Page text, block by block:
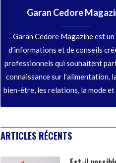
Garan Cedore
Garan Cedore Magazine est un
d’informations et de conseils
professionnels qui souhaitent
connaissance sur l’alimentation,
bien-être, les relations, la mode et
ARTICLES RÉCENTS